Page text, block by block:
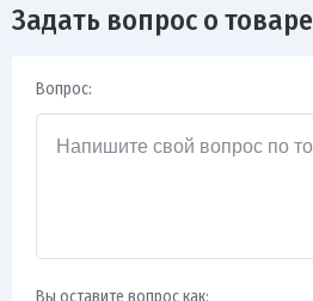
Задать вопрос о товаре
Вопрос:
Вы оставите вопрос как: